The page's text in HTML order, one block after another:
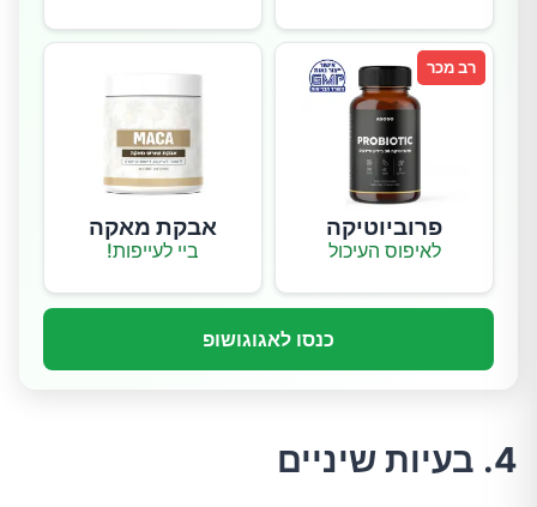
רב מכר
פרוביוטיקה
לאיפוס העיכול
אבקת מאקה
ביי לעייפות!
כנסו לאגוגושופ
4. בעיות שיניים